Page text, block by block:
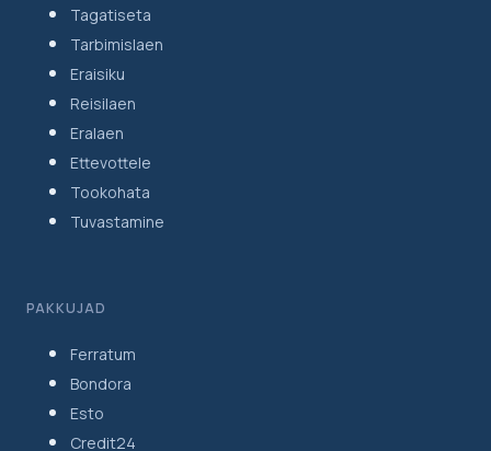
Tagatiseta
Tarbimislaen
Eraisiku
Reisilaen
Eralaen
Ettevottele
Tookohata
Tuvastamine
PAKKUJAD
Ferratum
Bondora
Esto
Credit24